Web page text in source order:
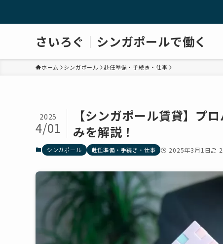
さいろぐ｜シンガポールで働く
ホーム シンガポール 赴任準備・手続き・仕事
【シンガポール賃貸】プ
みを解説！
2025
4/01
シンガポール 赴任準備・手続き・仕事 2025年3月1日